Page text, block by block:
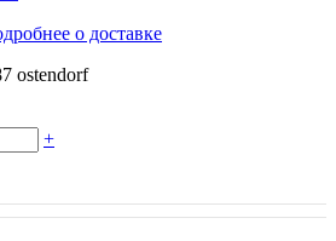
о доставке
ostendorf
+